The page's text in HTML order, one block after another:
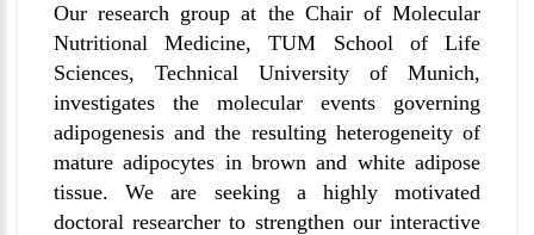
Our research group at the Chair of Molecular
Nutritional Medicine, TUM School of Life
Sciences, Technical University of Munich,
investigates the molecular events governing
adipogenesis and the resulting heterogeneity of
mature adipocytes in brown and white adipose
tissue. We are seeking a highly motivated
doctoral researcher to strengthen our interactive